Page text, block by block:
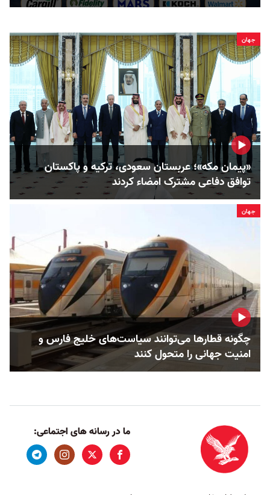
جهان
«پیمان مکه»؛ عربستان سعودی، ترکیه و پاکستان
توافق دفاعی مشترک امضاء کردند
جهان
چگونه قطارها می‌توانند سیاست‌های خلیج فارس و
امنیت جهانی را متحول کنند
ما در رسانه های اجتماعی: